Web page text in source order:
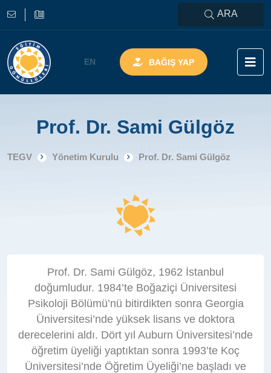
ARA
EN BAĞIŞ YAP
Prof. Dr. Sami Gülgöz
TEGV Yönetim Kurulu Prof. Dr. Sami Gülgöz
Prof. Dr. Sami Gülgöz, 1962 İstanbul
doğumludur. 1984’te Boğaziçi Üniversitesi
Psikoloji Bölümü’nü bitirdikten sonra Georgia
Üniversitesi’nde yüksek lisans ve doktora
derecelerini aldı. Dört yıl Auburn Üniversitesi’nde
öğretim üyeliği yaptıktan sonra 1993’te Koç
Üniversitesi’nde Öğretim Üyeliği’ne başladı ve